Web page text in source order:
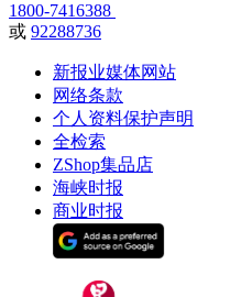
1800-7416388
或 92288736
新报业媒体网站
网络条款
个人资料保护声明
全检索
ZShop集品店
海峡时报
商业时报